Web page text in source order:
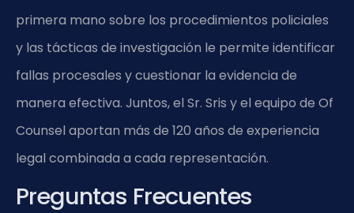
primera mano sobre los procedimientos policiales
y las tácticas de investigación le permite identificar
fallas procesales y cuestionar la evidencia de
manera efectiva. Juntos, el Sr. Sris y el equipo de Of
Counsel aportan más de 120 años de experiencia
legal combinada a cada representación.
Preguntas Frecuentes